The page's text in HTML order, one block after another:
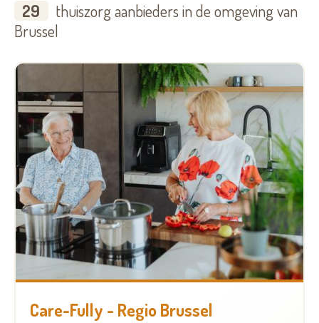
29
thuiszorg aanbieders in de omgeving van
Brussel
Care-Fully - Regio Brussel